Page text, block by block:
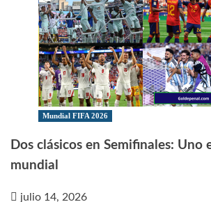
Mundial FIFA 2026
Dos clásicos en Semifinales: Uno
mundial
julio 14, 2026